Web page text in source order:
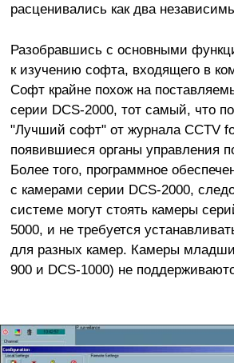
расценивались как два
Разобравшись с основными
к изучению софта, входящего в
Софт крайне похож на
серии DCS-2000, тот самый, что
"Лучший софт" от журнала CCTV
появившиеся органы управления
Более того, программное
с камерами серии DCS-2000,
системе могут стоять камеры
5000, и не требуется
для разных камер. Камеры
900 и DCS-1000) не